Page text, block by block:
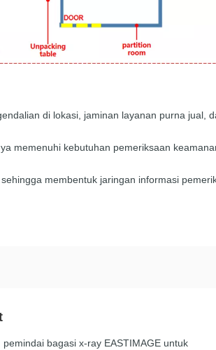
di lokasi, jaminan layanan purna jual,
memenuhi kebutuhan pemeriksaan
membentuk jaringan informasi
bagasi x-ray EASTIMAGE untuk